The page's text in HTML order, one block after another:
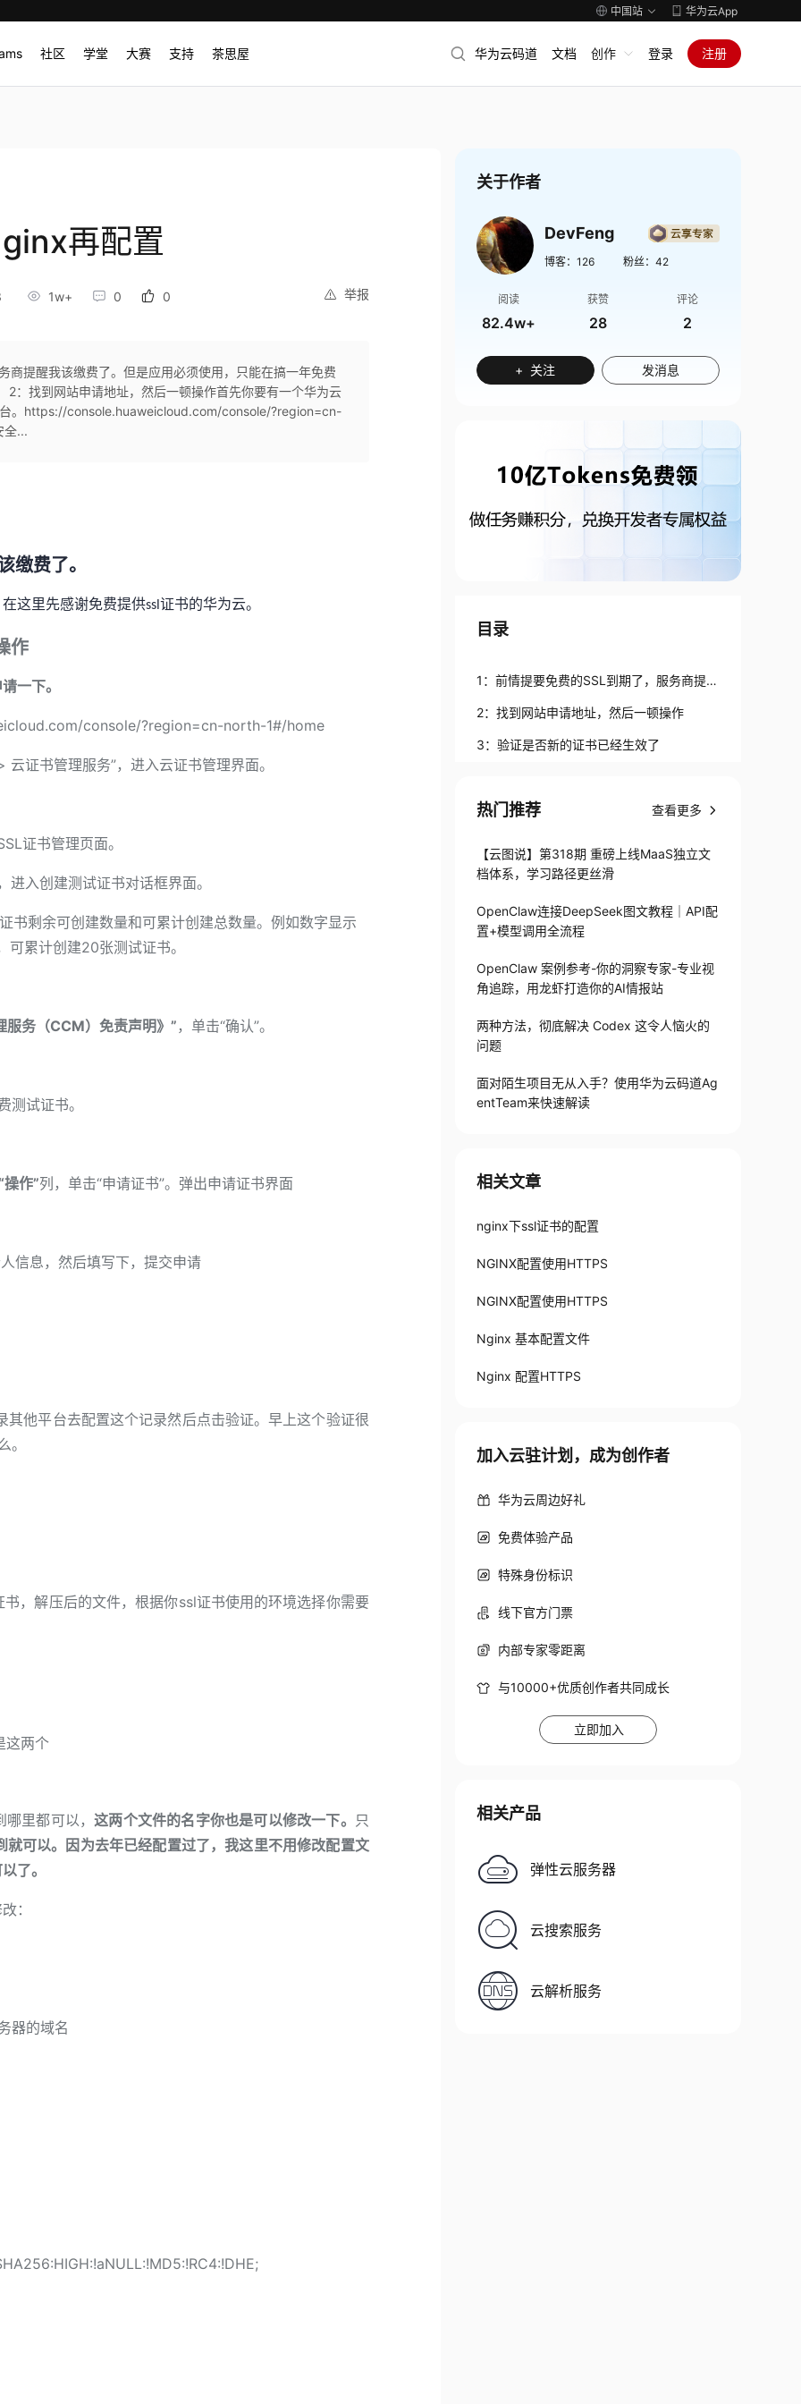
中国站 华为云App
社区 学堂 大赛 支持 茶思屋 华为云码道 文档 创作 登录 注册
再配置
举报
1w+ 0 0
商提醒我该缴费了。但是应用必须使用，只能在搞一年免费
2：找到网站申请地址，然后一顿操作首先你要有一个华为云
台。https://console.huaweicloud.com/console/?region=cn-
全...
缴费了。
这里先感谢免费提供ssl证书的华为云。
作
一下。
console/?region=cn-north-1#/home
云证书管理服务”，进入云证书管理界面。
证书管理页面。
进入创建测试证书对话框界面。
书剩余可创建数量和可累计创建总数量。例如数字显示
可累计创建20张测试证书。
服务（CCM）免责声明》” ，单击“确认”。
测试证书。
操作”列，单击“申请证书”。弹出申请证书界面
信息，然后填写下，提交申请
他平台去配置这个记录然后点击验证。早上这个验证很
。
，解压后的文件，根据你ssl证书使用的环境选择你需要
这两个
哪里都可以，这两个文件的名字你也是可以修改一下。 只
就可以。因为去年已经配置过了，我这里不用修改配置文
了。
：
器的域名
关于作者
DevFeng
博客： 126 粉丝： 42
阅读
82.4w+
获赞
28
评论
2
+ 关注 发消息
目录
1：前情提要免费的SSL到期了，服务商提醒
我该缴费了。
2：找到网站申请地址，然后一顿操作
3：验证是否新的证书已经生效了
热门推荐 查看更多
【云图说】第318期 重磅上线MaaS独立文
档体系，学习路径更丝滑
OpenClaw连接DeepSeek图文教程｜API配
置+模型调用全流程
OpenClaw 案例参考-你的洞察专家-专业视
角追踪，用龙虾打造你的AI情报站
两种方法，彻底解决 Codex 这令人恼火的
问题
面对陌生项目无从入手？使用华为云码道Ag
entTeam来快速解读
相关文章
nginx下ssl证书的配置
NGINX配置使用HTTPS
NGINX配置使用HTTPS
Nginx 基本配置文件
Nginx 配置HTTPS
加入云驻计划，成为创作者
华为云周边好礼
免费体验产品
特殊身份标识
线下官方门票
内部专家零距离
与10000+优质创作者共同成长
立即加入
相关产品
弹性云服务器
云搜索服务
云解析服务